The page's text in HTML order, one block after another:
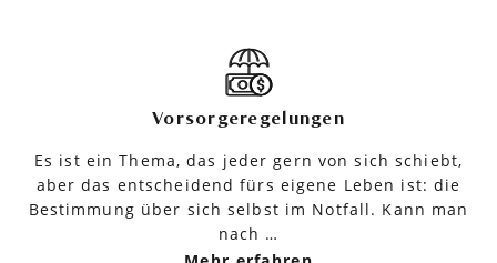
Vorsorgeregelungen
Es ist ein Thema, das jeder gern von sich schiebt,
aber das entscheidend fürs eigene Leben ist: die
Bestimmung über sich selbst im Notfall. Kann man
nach …